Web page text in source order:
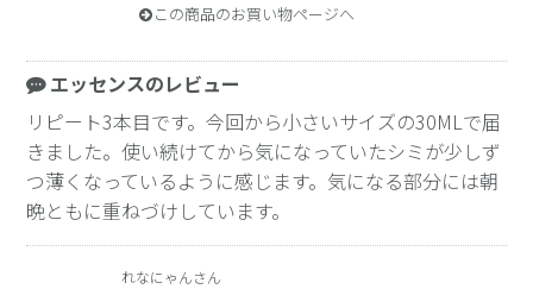
この商品のお買い物ページへ
エッセンスのレビュー
リピート3本目です。今回から小さいサイズの30MLで届
きました。使い続けてから気になっていたシミが少しず
つ薄くなっているように感じます。気になる部分には朝
晩ともに重ねづけしています。
れなにゃんさん